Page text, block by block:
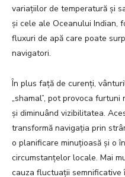
variațiilor de temperatură și
și cele ale Oceanului Indian,
fluxuri de apă care poate
navigatori.
În plus față de curenți,
„shamal”, pot provoca
și diminuând vizibilitatea.
transformă navigația prin
o planificare minuțioasă și o
circumstanțelor locale. Mai
cauza fluctuații semnificative